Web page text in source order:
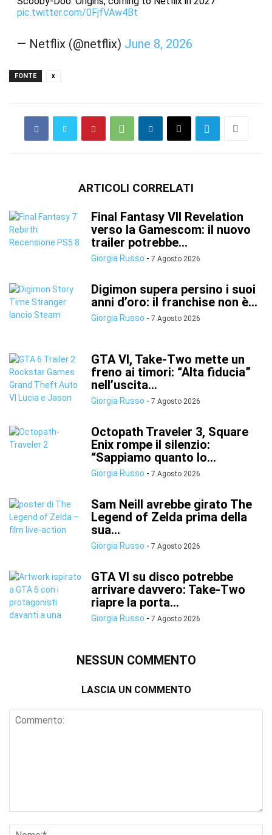
pic.twitter.com/0FjfVAw4Bt
— Netflix (@netflix) June 8, 2026
FONTE x
ARTICOLI CORRELATI
Final Fantasy VII Revelation
verso la Gamescom: il nuovo
trailer potrebbe...
Giorgia Russo - 7 Agosto 2026
Digimon supera persino i suoi
anni d’oro: il franchise non è...
Giorgia Russo - 7 Agosto 2026
GTA VI, Take-Two mette un
freno ai timori: “Alta fiducia”
nell’uscita...
Giorgia Russo - 7 Agosto 2026
Octopath Traveler 3, Square
Enix rompe il silenzio:
“Sappiamo quanto lo...
Giorgia Russo - 7 Agosto 2026
Sam Neill avrebbe girato The
Legend of Zelda prima della
sua...
Giorgia Russo - 7 Agosto 2026
GTA VI su disco potrebbe
arrivare davvero: Take-Two
riapre la porta...
Giorgia Russo - 7 Agosto 2026
NESSUN COMMENTO
LASCIA UN COMMENTO